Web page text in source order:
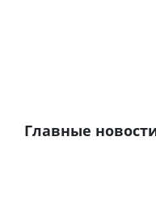
Главные